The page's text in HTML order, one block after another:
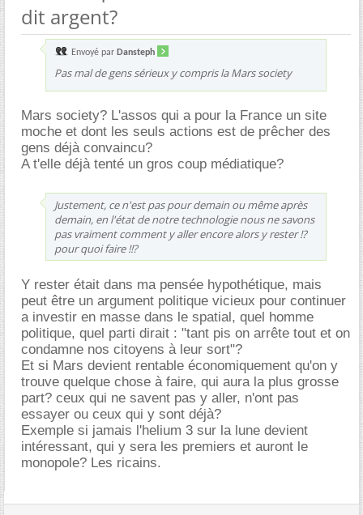
dit argent?
Envoyé par Dansteph
Pas mal de gens sérieux y compris la Mars society
Mars society? L'assos qui a pour la France un site
moche et dont les seuls actions est de prêcher des
gens déjà convaincu?
A t'elle déjà tenté un gros coup médiatique?
Justement, ce n'est pas pour demain ou même après
demain, en l'état de notre technologie nous ne savons
pas vraiment comment y aller encore alors y rester !?
pour quoi faire !!?
Y rester était dans ma pensée hypothétique, mais
peut être un argument politique vicieux pour continuer
a investir en masse dans le spatial, quel homme
politique, quel parti dirait : "tant pis on arrête tout et on
condamne nos citoyens à leur sort"?
Et si Mars devient rentable économiquement qu'on y
trouve quelque chose à faire, qui aura la plus grosse
part? ceux qui ne savent pas y aller, n'ont pas
essayer ou ceux qui y sont déjà?
Exemple si jamais l'helium 3 sur la lune devient
intéressant, qui y sera les premiers et auront le
monopole? Les ricains.